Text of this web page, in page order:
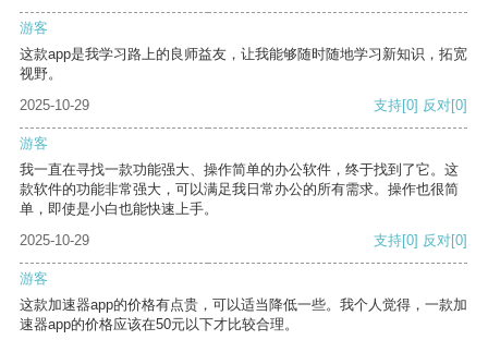
游客
这款app是我学习路上的良师益友，让我能够随时随地学习新知识，拓宽
视野。
2025-10-29
支持[0] 反对[0]
游客
我一直在寻找一款功能强大、操作简单的办公软件，终于找到了它。这
款软件的功能非常强大，可以满足我日常办公的所有需求。操作也很简
单，即使是小白也能快速上手。
2025-10-29
支持[0] 反对[0]
游客
这款加速器app的价格有点贵，可以适当降低一些。我个人觉得，一款加
速器app的价格应该在50元以下才比较合理。